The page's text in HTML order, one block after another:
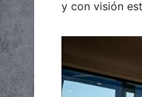
y con visión